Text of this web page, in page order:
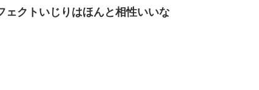
ェクトいじりはほんと相性いいな